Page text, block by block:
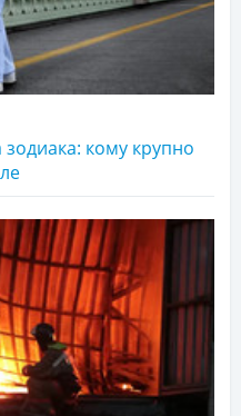
кому крупно